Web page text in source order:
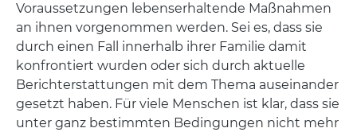
Voraussetzungen lebenserhaltende Maßnahmen
an ihnen vorgenommen werden. Sei es, dass sie
durch einen Fall innerhalb ihrer Familie damit
konfrontiert wurden oder sich durch aktuelle
Berichterstattungen mit dem Thema auseinander
gesetzt haben. Für viele Menschen ist klar, dass sie
unter ganz bestimmten Bedingungen nicht mehr